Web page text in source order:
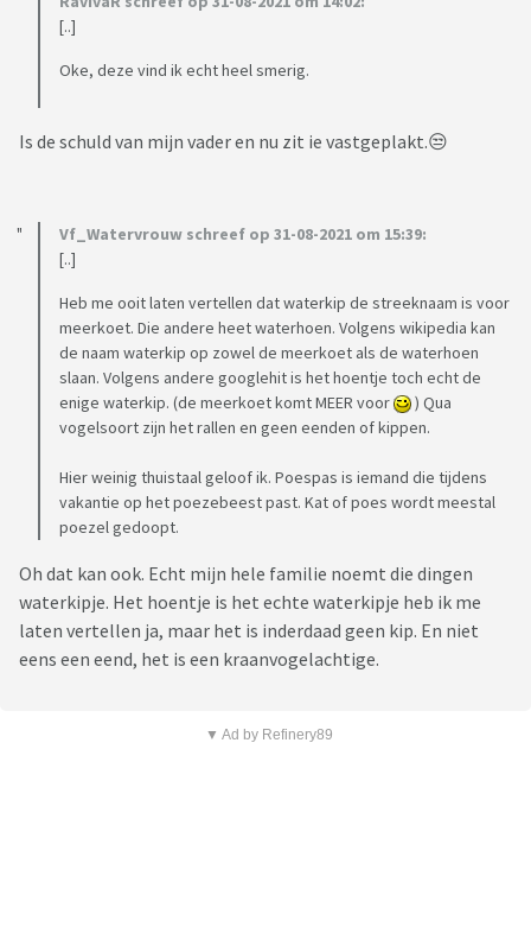
[..]
Oke, deze vind ik echt heel smerig.
Is de schuld van mijn vader en nu zit ie vastgeplakt.😒
Vf_Watervrouw schreef op 31-08-2021 om 15:39:
[..]
Heb me ooit laten vertellen dat waterkip de streeknaam is voor
meerkoet. Die andere heet waterhoen. Volgens wikipedia kan
de naam waterkip op zowel de meerkoet als de waterhoen
slaan. Volgens andere googlehit is het hoentje toch echt de
enige waterkip. (de meerkoet komt MEER voor
) Qua
vogelsoort zijn het rallen en geen eenden of kippen.
Hier weinig thuistaal geloof ik. Poespas is iemand die tijdens
vakantie op het poezebeest past. Kat of poes wordt meestal
poezel gedoopt.
Oh dat kan ook. Echt mijn hele familie noemt die dingen
waterkipje. Het hoentje is het echte waterkipje heb ik me
laten vertellen ja, maar het is inderdaad geen kip. En niet
eens een eend, het is een kraanvogelachtige.
▼ Ad by Refinery89